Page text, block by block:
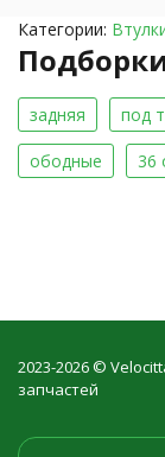
Категории:
задняя под
ободные 36
2023-2026 ©
запчастей